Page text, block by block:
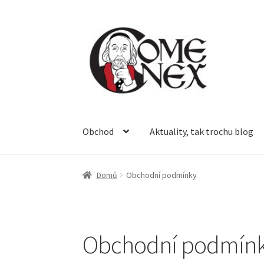
Přeskočit
na
navigaci
Přejít
obsahu
webu
Obchod Aktuality, tak trochu blog
Úvodní stránka Aktuality, tak trochu blog
Domů Obchodní podmínky
Obchodní